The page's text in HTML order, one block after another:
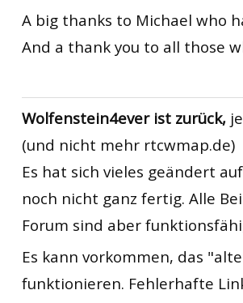
A big thanks to Michael who
And a thank you to all those
Wolfenstein4ever ist zurück,
(und nicht mehr rtcwmap.de)
Es hat sich vieles geändert
noch nicht ganz fertig. Alle
Forum sind aber
Es kann vorkommen, das
funktionieren. Fehlerhafte